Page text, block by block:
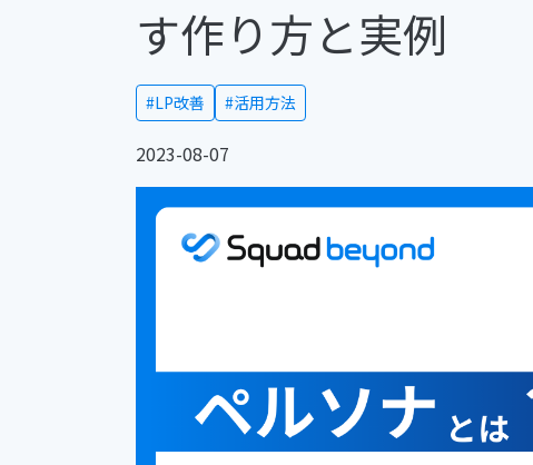
す作り方と実例
#LP改善 #活用方法
2023-08-07